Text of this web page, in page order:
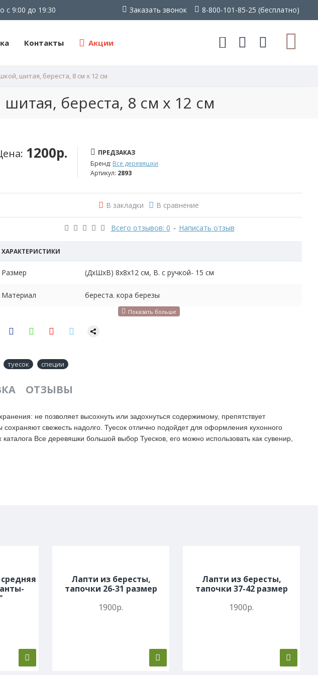
с 9:00 до 19:30 Заказать звонок 8-800-101-85-25 (бесплатно)
Контакты Акции
шитая, береста, 8 см х 12 см
береста, 8 см х 12 см
Всего отзывов: 0 - Написать отзыв
1200р.
ПРЕДЗАКАЗ
Бренд: Все деревяшки
Артикул: 2893
В закладки В сравнение
ХАРАКТЕРИСТИКИ
Размер (ДхШхВ) 8х8х12 см, В. с ручкой- 15 см
Материал береста. кора березы
Назначение
туесок специи
ОТЗЫВЫ
не позволяет высохнуть или задохнуться содержимому, препятствует
свежесть надолго. Туесок отлично подойдет для оформления кухонного
Все деревяшки большой выбор Туесков, его можно использовать как сувенир,
Лапти из бересты,
тапочки 26-31 размер
1900р.
Лапти из бересты,
тапочки 37-42 размер
1900р.